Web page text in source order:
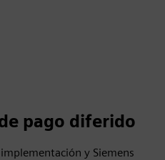
pago diferido
y Siemens